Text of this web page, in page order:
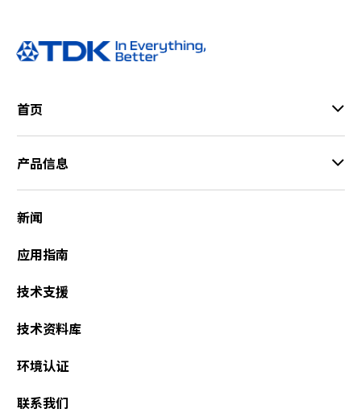
首页
产品信息
新闻
应用指南
技术支援
技术资料库
环境认证
联系我们